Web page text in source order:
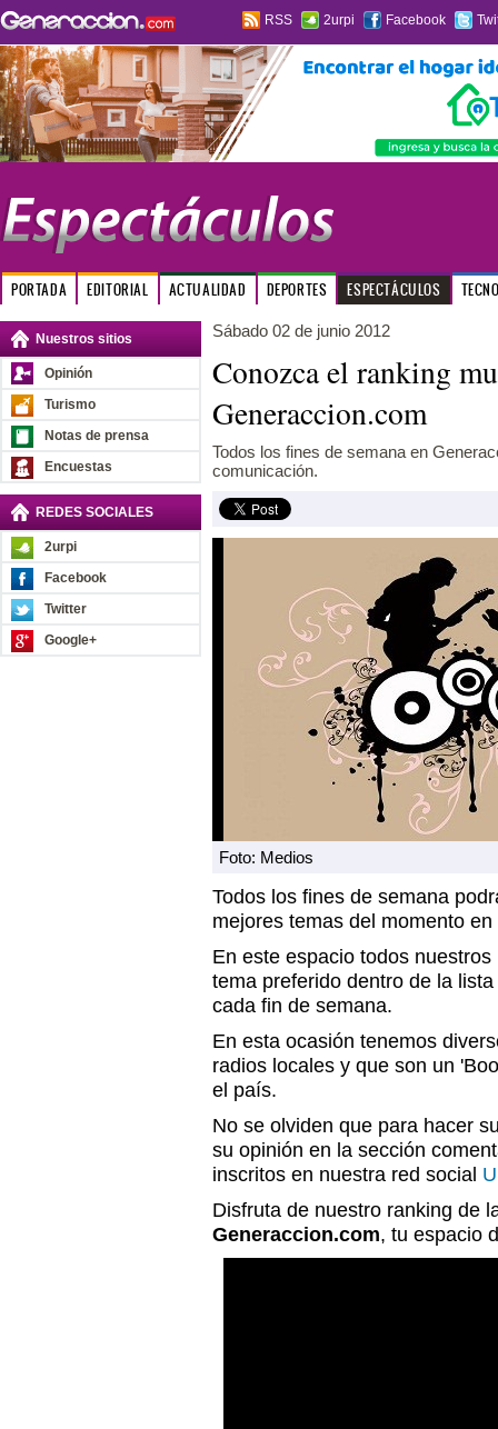
RSS 2urpi Facebook
PORTADA EDITORIAL ACTUALIDAD DEPORTES ESPECTÁCULOS
Nuestros sitios
Opinión
Turismo
Notas de prensa
Encuestas
REDES SOCIALES
2urpi
Facebook
Twitter
Google+
Sábado 02 de junio 2012
Conozca el ranking
Generaccion.com
Todos los fines de semana en
comunicación.
Foto: Medios
Todos los fines de semana
mejores temas del momento en
En este espacio todos
tema preferido dentro de la
cada fin de semana.
En esta ocasión tenemos
radios locales y que son un
el país.
No se olviden que para hacer
su opinión en la sección
inscritos en nuestra red social
Disfruta de nuestro ranking de
Generaccion.com, tu espacio